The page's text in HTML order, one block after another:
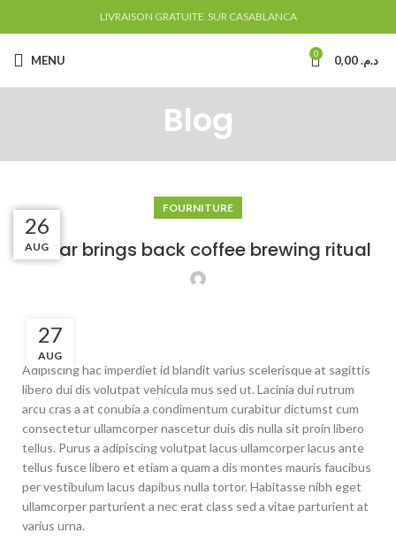
LIVRAISON GRATUITE SUR CASABLANCA
MENU 0 د.م.
Blog
FOURNITURE
Collar brings back coffee brewing ritual
27
AUG
Adipiscing hac imperdiet id blandit varius scelerisque at sagittis
libero dui dis volutpat vehicula mus sed ut. Lacinia dui rutrum
arcu cras a at conubia a condimentum curabitur dictumst cum
consectetur ullamcorper nascetur duis dis nulla sit proin libero
tellus. Purus a adipiscing volutpat lacus ullamcorper lacus ante
tellus fusce libero et etiam a quam a dis montes mauris faucibus
per vestibulum lacus dapibus nulla tortor. Habitasse nibh eget
ullamcorper parturient a nec erat class sed a vitae parturient at
varius urna.
27
AUG
27
AUG
26
AUG
26
AUG